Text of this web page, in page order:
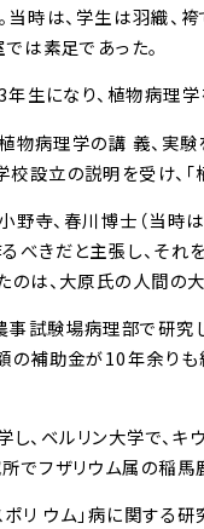
時は、学生は羽織、
は素足であった。
生になり、植物病理学
病理学の講 義、実験
設立の説明を受け、
野寺、春川博士（当
べきだと主張し、そ
は、大原氏の人間の
試験場病理部で研
の補助金が10年余り
、ベルリン大学で、
でフザリウム属の稲馬
リ ウム」病に関する